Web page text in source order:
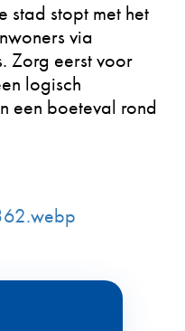
stad stopt met het
via
Zorg eerst voor
logisch
een boeteval rond